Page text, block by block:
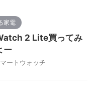
家電
2 Lite買ってみ
ー
ートウォッチ